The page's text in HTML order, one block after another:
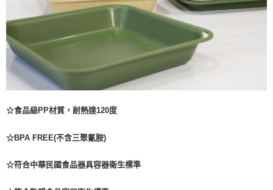
☆食品級PP材質，耐熱達120度
☆BPA FREE(不含三聚氰胺)
☆符合中華民國食品器具容器衛生標準